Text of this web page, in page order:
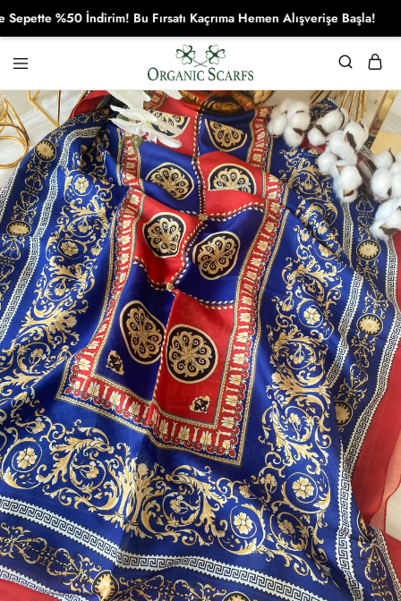
Organikscarf
%50 İndirim! Bu Fırsatı Kaçrıma Hemen Alışverişe Başla!